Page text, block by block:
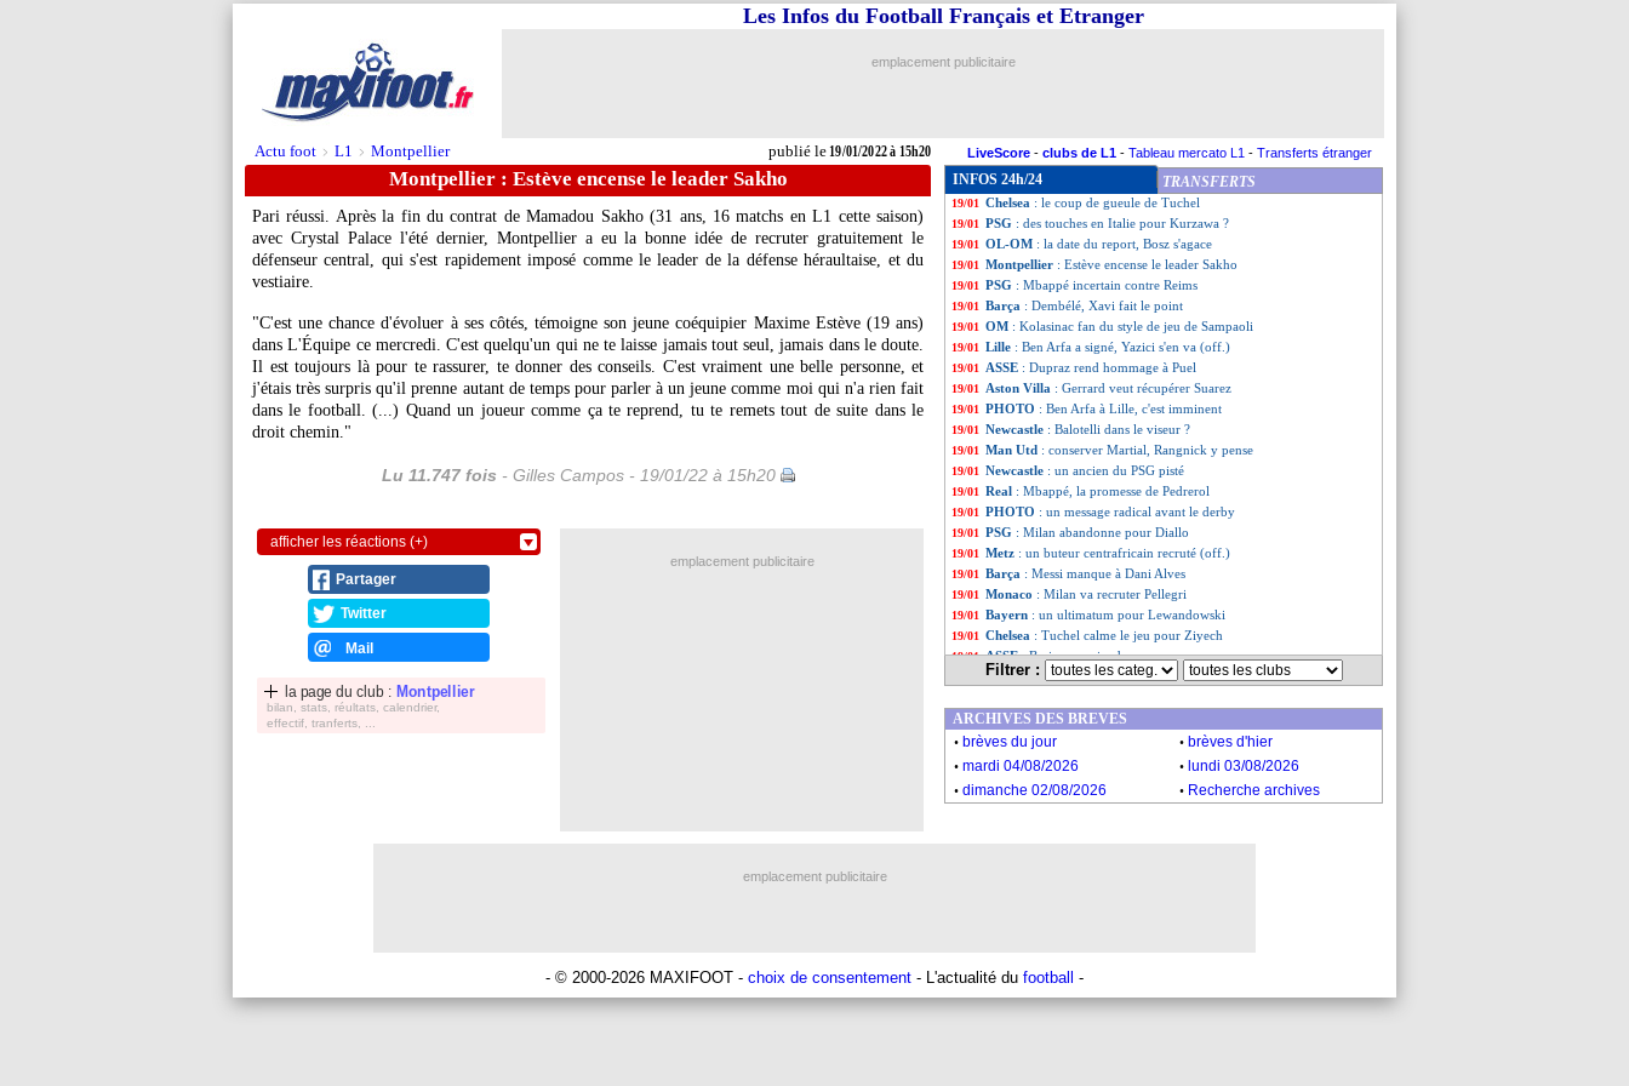
Actu foot > L1 > Montpellier publié le19/01/2022 à 15h20
Les Infos du Football Français et Etranger
emplacement publicitaire
LiveScore - clubs de L1 - Tableau mercato L1 - Transferts étranger
Montpellier : Estève encense le leader Sakho
Pari réussi. Après la fin du contrat de Mamadou Sakho (31 ans, 16 matchs en L1 cette saison)
avec Crystal Palace l'été dernier, Montpellier a eu la bonne idée de recruter gratuitement le
défenseur central, qui s'est rapidement imposé comme le leader de la défense héraultaise, et du
vestiaire.
"C'est une chance d'évoluer à ses côtés, témoigne son jeune coéquipier Maxime Estève (19 ans)
dans L'Équipe ce mercredi. C'est quelqu'un qui ne te laisse jamais tout seul, jamais dans le doute.
Il est toujours là pour te rassurer, te donner des conseils. C'est vraiment une belle personne, et
j'étais très surpris qu'il prenne autant de temps pour parler à un jeune comme moi qui n'a rien fait
dans le football. (...) Quand un joueur comme ça te reprend, tu te remets tout de suite dans le
droit chemin."
Lu 11.747 fois - Gilles Campos - 19/01/22 à 15h20
afficher les réactions (+)
Partager
Twitter
Mail
la page du club : Montpellier
bilan, stats, réultats, calendrier,
effectif, tranferts, ...
INFOS 24h/24 TRANSFERTS
19/01 Bordeaux: la piste Thierry Henry envisagée
19/01 L1: Clermont-Strasbourg, les compos
19/01 OM: Alvaro à Bordeaux, ça se refroidit
19/01 Lille: les premiers mots de Ben Arfa
19/01 Chelsea : le coup de gueule de Tuchel
19/01 PSG : des touches en Italie pour Kurzawa ?
19/01 OL-OM : la date du report, Bosz s'agace
19/01 Montpellier : Estève encense le leader Sakho
19/01 PSG : Mbappé incertain contre Reims
19/01 Barça : Dembélé, Xavi fait le point
19/01 OM : Kolasinac fan du style de jeu de Sampaoli
19/01 Lille : Ben Arfa a signé, Yazici s'en va (off.)
19/01 ASSE : Dupraz rend hommage à Puel
19/01 Aston Villa : Gerrard veut récupérer Suarez
19/01 PHOTO : Ben Arfa à Lille, c'est imminent
19/01 Newcastle : Balotelli dans le viseur ?
19/01 Man Utd : conserver Martial, Rangnick y pense
19/01 Newcastle : un ancien du PSG pisté
19/01 Real : Mbappé, la promesse de Pedrerol
19/01 PHOTO : un message radical avant le derby
19/01 PSG : Milan abandonne pour Diallo
19/01 Metz : un buteur centrafricain recruté (off.)
19/01 Barça : Messi manque à Dani Alves
19/01 Monaco : Milan va recruter Pellegri
19/01 Bayern : un ultimatum pour Lewandowski
19/01 Chelsea : Tuchel calme le jeu pour Ziyech
19/01 ASSE: Beric ne reviendra pas
PSG: comment Neymar gère la pression
... Liste des brèves du lun. 17 janvier 2022
Filtrer :
emplacement publicitaire
ARCHIVES DES BREVES
. brèves du jour . brèves d'hier
. mardi 04/08/2026 . lundi 03/08/2026
. dimanche 02/08/2026 . Recherche archives
emplacement publicitaire
- © 2000-2026 MAXIFOOT - choix de consentement - L'actualité du football -